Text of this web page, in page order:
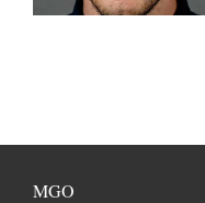
MGO